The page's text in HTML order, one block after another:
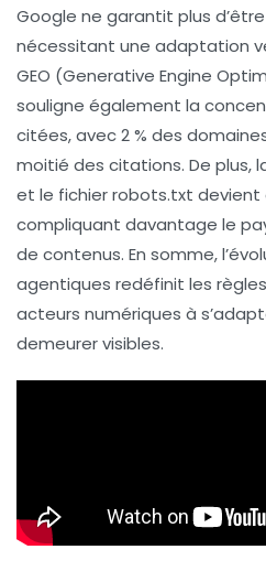
Google ne garantit plus
nécessitant une adaptation
GEO (Generative Engine
souligne également la
citées, avec 2 % des
moitié des citations. De plus,
et le fichierrobots.txt devient
compliquant davantage le
de contenus. En somme,
agentiques redéfinit les
acteurs numériques à
demeurer visibles.